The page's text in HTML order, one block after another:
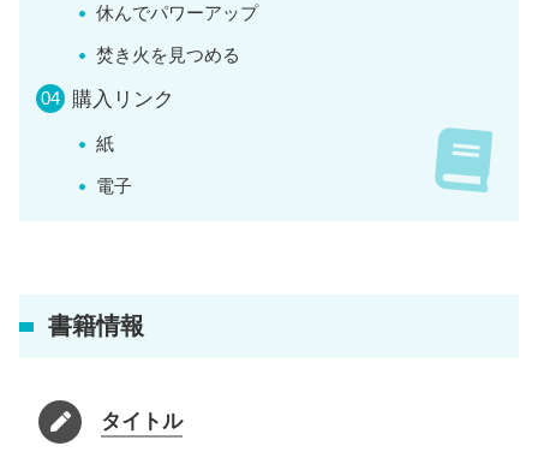
休んでパワーアップ
焚き火を見つめる
購入リンク
紙
電子
書籍情報
タイトル